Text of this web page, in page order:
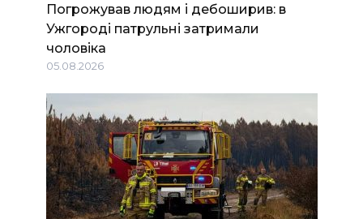
Погрожував людям і дебоширив: в
Ужгороді патрульні затримали
чоловіка
05.08.2026